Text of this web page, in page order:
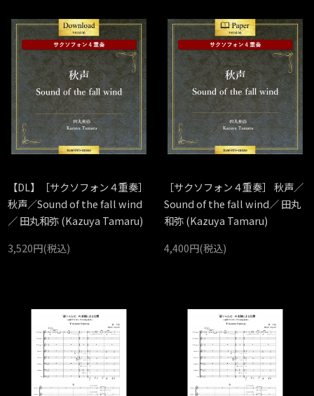
【DL】［サクソフォン４重奏］
秋声／Sound of the fall wind
／ 田丸和弥 (Kazuya Tamaru)
3,520円(税込)
［サクソフォン４重奏］ 秋声／
Sound of the fall wind／ 田丸
和弥 (Kazuya Tamaru)
4,400円(税込)